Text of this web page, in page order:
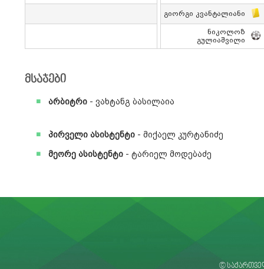
Გიორგი Კვანტალიანი
Ნიკოლოზ
Გულიაშვილი
მსაჯები
არბიტრი - ვახტანგ ბასილაია
პირველი ასისტენტი - მიქაელ კურტანიძე
მეორე ასისტენტი - ტარიელ მოდებაძე
©